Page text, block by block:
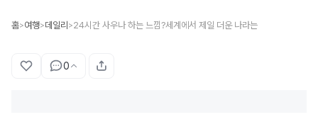
홈>여행>데일리 >24시간 사우나 하는 느낌?세계에서 제일 더운 나라는
0